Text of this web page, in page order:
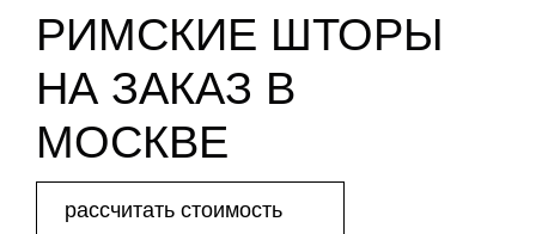
РИМСКИЕ ШТОРЫ
НА ЗАКАЗ В
МОСКВЕ
рассчитать стоимость